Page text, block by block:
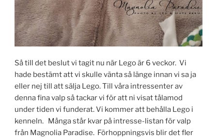
Så till det beslut vi tagit nu när Lego är 6 veckor. Vi
hade bestämt att vi skulle vänta så länge innan vi sa ja
eller nej till att sälja Lego. Till våra intressenter av
denna fina valp så tackar vi för att ni visat tålamod
under tiden vi funderat. Vi kommer att behålla Lego i
kenneln. Många står kvar på intresse-listan för valp
från Magnolia Paradise. Förhoppningsvis blir det fler